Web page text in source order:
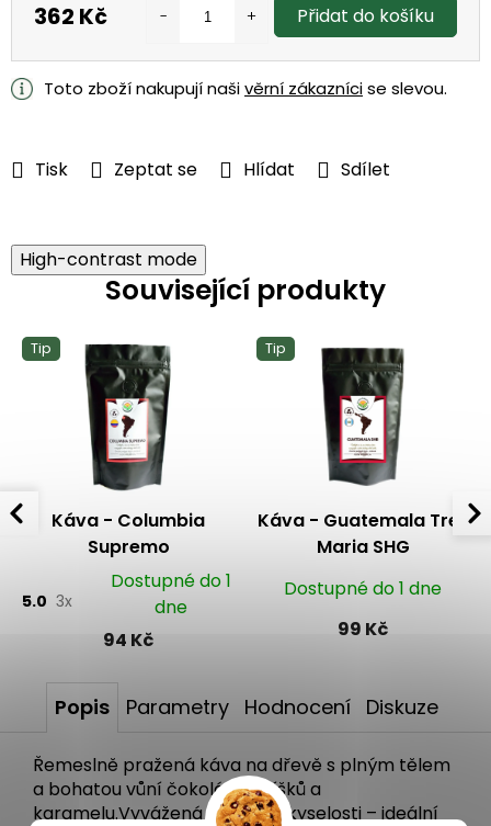
Tisk Zeptat se Hlídat Sdílet
362 Kč
cena:
Přidat do košíku
Toto zboží nakupují našivěrní zákaznícise slevou.
High-contrast mode
Související produkty
Tip
Káva - Columbia
Supremo
5.0 3x
Dostupné do 1
dne
94 Kč
Tip
Káva - Guatemala Tres
Maria SHG
Dostupné do 1 dne
99 Kč
Popis Parametry Hodnocení Diskuze
Řemeslně pražená káva na dřevě s plným tělem
a bohatou vůní čokolády, oříšků a
karamelu.Vyvážená chuť bez kyselosti – ideální